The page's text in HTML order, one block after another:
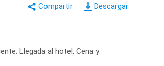
Descargar
Llegada al hotel. Cena y